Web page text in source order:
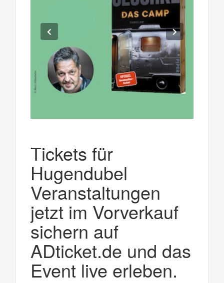
Tickets für
Hugendubel
Veranstaltungen
jetzt im Vorverkauf
sichern auf
ADticket.de und das
Event live erleben.